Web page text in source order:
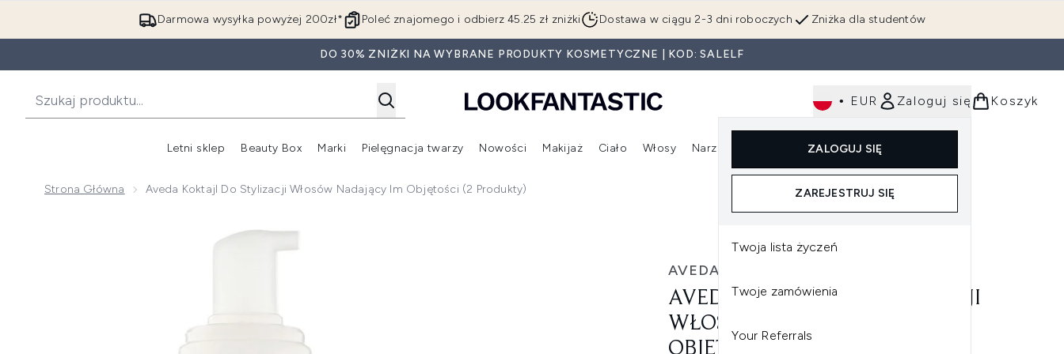
Przejdź do głównej treści
Darmowa wysyłka powyżej 200zł* Zniżka dla studentów
Poleć znajomego i odbierz 45.25 zł zniżki Dostawa w ciągu 2-3 dni roboczych
DO 30% ZNIŻKI NA WYBRANE PRODUKTY KOSMETYCZNE | KOD: SALELF
• EUR Zaloguj się
ZALOGUJ SIĘ
ZAREJESTRUJ SIĘ
Twoja lista życzeń
Twoje zamówienia
Your Referrals
Koszyk
Letni sklep Beauty Box
Wejdź do podmenu (Beauty Box)
Marki
Wejdź do podmenu (Marki)
Pielęgnacja twarzy
Wejdź do podmenu (Pielęgnacja twarzy)
Nowości
Wejdź do podmenu (Nowości)
Makijaż
Wejdź do podmenu (Makijaż)
Ciało Włosy
Wejdź do podmenu (Włosy)
Narzędzia
Wejdź do podmenu (Narzędzia)
Dla mężczyzn
Strona Główna Aveda Koktajl Do Stylizacji Włosów Nadający Im Objętości (2 Produkty)
Now showing image 1 Aveda koktajl do stylizacji włosów nadający im objętości (2 produkty)
AVEDA
AVEDA KOKTAJL DO STYLIZACJI
WŁOSÓW NADAJĄCY IM
OBJĘTOŚCI (2 PRODUKTY)